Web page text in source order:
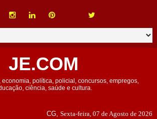
JE.COM
economia, política, policial, concursos, empregos,
ciência, saúde e cultura.
CG,Sexta-feira, 07 de Agosto de 2026